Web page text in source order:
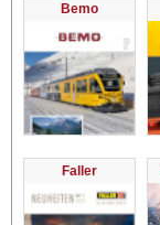
Bemo
Faller